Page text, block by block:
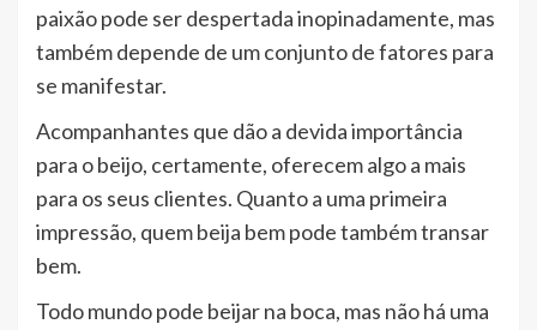
paixão pode ser despertada inopinadamente, mas
também depende de um conjunto de fatores para
se manifestar.
Acompanhantes que dão a devida importância
para o beijo, certamente, oferecem algo a mais
para os seus clientes. Quanto a uma primeira
impressão, quem beija bem pode também transar
bem.
Todo mundo pode beijar na boca, mas não há uma